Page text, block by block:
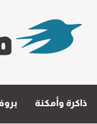
ذاكرة وأمكنة